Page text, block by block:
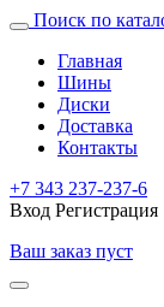
Поиск по
Главная
Шины
Диски
Доставка
Контакты
+7 343 237-237-6
Вход Регистрация
Ваш заказ пуст